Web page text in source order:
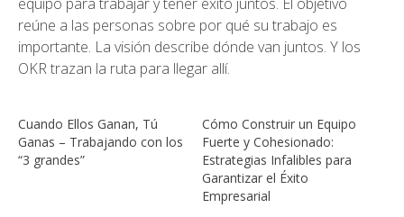
reúne a las personas sobre por qué su trabajo es
importante. La visión describe dónde van juntos. Y los
OKR trazan la ruta para llegar allí.
Cuando Ellos Ganan, Tú
Ganas – Trabajando con los
“3 grandes”
Cómo Construir un Equipo
Fuerte y Cohesionado:
Estrategias Infalibles para
Garantizar el Éxito
Empresarial